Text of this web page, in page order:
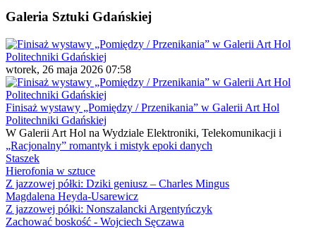
Galeria Sztuki Gdańskiej
wtorek, 26 maja 2026 07:58
Finisaż wystawy „Pomiędzy / Przenikania” w Galerii Art Hol
Politechniki Gdańskiej
W Galerii Art Hol na Wydziale Elektroniki, Telekomunikacji i
„Racjonalny” romantyk i mistyk epoki danych
Staszek
Hierofonia w sztuce
Z jazzowej półki: Dziki geniusz – Charles Mingus
Magdalena Heyda-Usarewicz
Z jazzowej półki: Nonszalancki Argentyńczyk
Zachować boskość - Wojciech Sęczawa